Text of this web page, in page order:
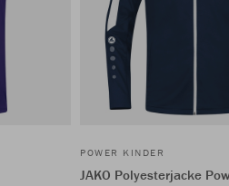
POWER KINDER
JAKO Polyesterjacke